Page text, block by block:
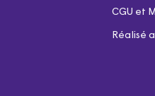
CGU et
Réalisé